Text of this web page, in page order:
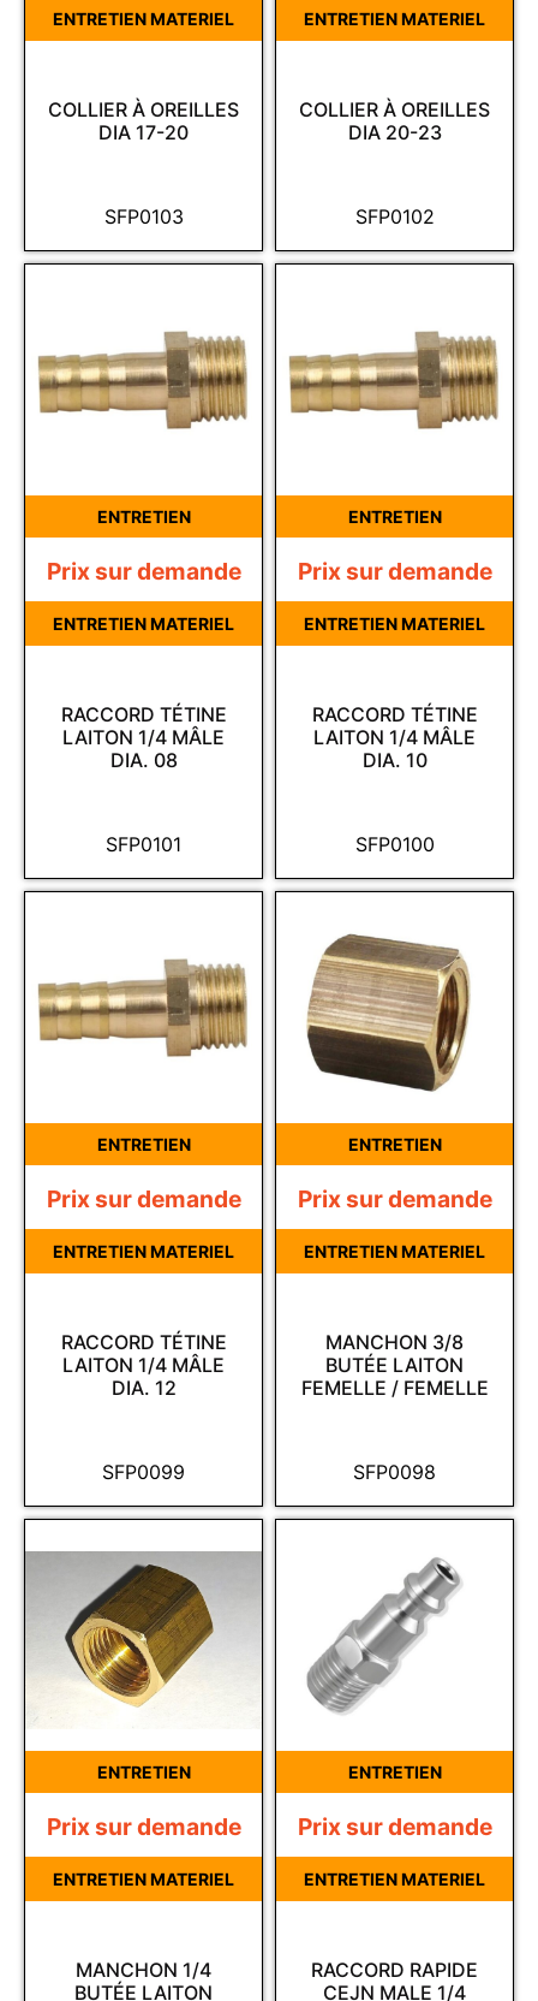
SFP0103
COLLIER À OREILLES
DIA 17-20
ENTRETIEN MATERIEL
SFP0102
COLLIER À OREILLES
DIA 20-23
ENTRETIEN MATERIEL
ENTRETIEN
SFP0101
RACCORD TÉTINE
LAITON 1/4 MÂLE
DIA. 08
Prix sur demande
ENTRETIEN MATERIEL
ENTRETIEN
SFP0100
RACCORD TÉTINE
LAITON 1/4 MÂLE
DIA. 10
Prix sur demande
ENTRETIEN MATERIEL
ENTRETIEN
SFP0099
RACCORD TÉTINE
LAITON 1/4 MÂLE
DIA. 12
Prix sur demande
ENTRETIEN MATERIEL
ENTRETIEN
SFP0098
MANCHON 3/8
BUTÉE LAITON
FEMELLE / FEMELLE
Prix sur demande
ENTRETIEN MATERIEL
ENTRETIEN
MANCHON 1/4
BUTÉE LAITON
Prix sur demande
ENTRETIEN MATERIEL
ENTRETIEN
RACCORD RAPIDE
CEJN MALE 1/4
Prix sur demande
ENTRETIEN MATERIEL